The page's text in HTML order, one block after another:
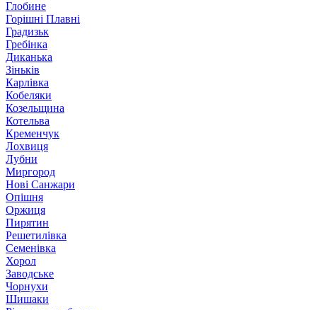
Глобине
Горішні Плавні
Градизьк
Гребінка
Диканька
Зіньків
Карлівка
Кобеляки
Козельщина
Котельва
Кременчук
Лохвиця
Лубни
Миргород
Нові Санжари
Опішня
Оржиця
Пирятин
Решетилівка
Семенівка
Хорол
Заводське
Чорнухи
Шишаки